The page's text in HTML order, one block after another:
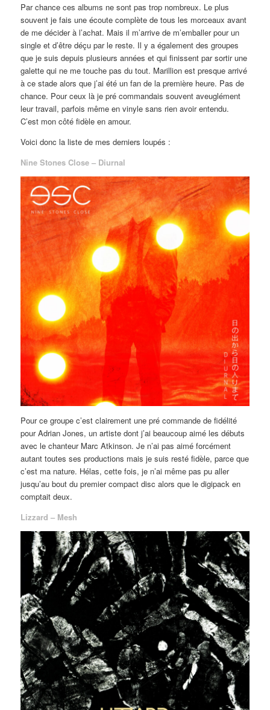
Par chance ces albums ne sont pas trop nombreux. Le plus
souvent je fais une écoute complète de tous les morceaux avant
de me décider à l’achat. Mais il m’arrive de m’emballer pour un
single et d’être déçu par le reste. Il y a également des groupes
que je suis depuis plusieurs années et qui finissent par sortir une
galette qui ne me touche pas du tout. Marillion est presque arrivé
à ce stade alors que j’ai été un fan de la première heure. Pas de
chance. Pour ceux là je pré commandais souvent aveuglément
leur travail, parfois même en vinyle sans rien avoir entendu.
C’est mon côté fidèle en amour.
Voici donc la liste de mes derniers loupés :
Nine Stones Close – Diurnal
Pour ce groupe c’est clairement une pré commande de fidélité
pour Adrian Jones, un artiste dont j’ai beaucoup aimé les débuts
avec le chanteur Marc Atkinson. Je n’ai pas aimé forcément
autant toutes ses productions mais je suis resté fidèle, parce que
c’est ma nature. Hélas, cette fois, je n’ai même pas pu aller
jusqu’au bout du premier compact disc alors que le digipack en
comptait deux.
Lizzard – Mesh